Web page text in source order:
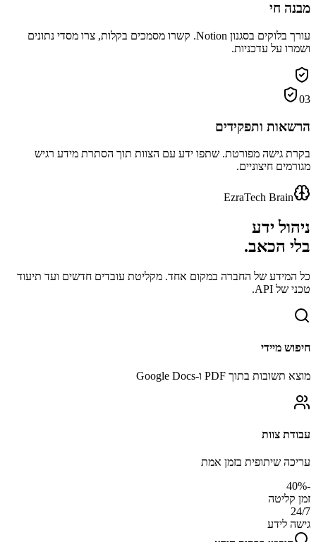
מבנה חי
עורך בלוקים בסגנון Notion. קשרו מסמכים בקלות, צרו מסדי נתונים
ושמרו על עדכניות.
03
הרשאות ותפקידים
בקרת גישה מפורטת. שתפו ידע עם הצוות תוך הסתרת מידע רגיש
מגורמים חיצוניים.
EzraTech Brain
ניהול ידע
בלי הכאב.
כל המידע של החברה במקום אחד. מקליטת עובדים חדשים ועד תיעוד
טכני של API.
חיפוש מיידי
מוצא תשובות בתוך PDF ו-Google Docs
עבודת צוות
עריכה שיתופית בזמן אמת
-40%
זמן קליטה
24/7
גישה לידע